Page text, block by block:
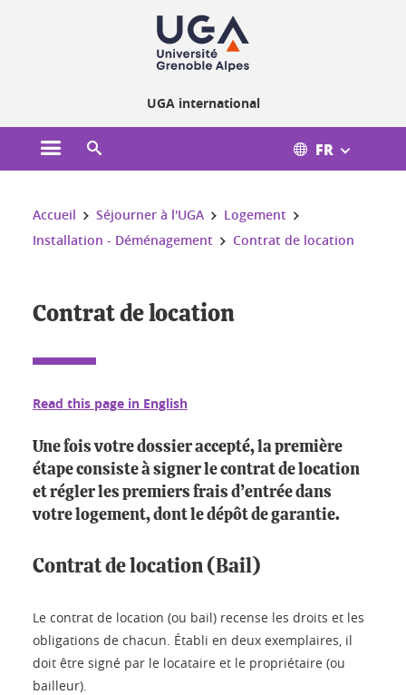
UGA international
Ouvrir le menu principal FR
Vous êtes ici :
Accueil Séjourner à l'UGA
Logement
Installation - Déménagement
Contrat de location
Contrat de location
Read this page in English
Une fois votre dossier accepté, la première
étape consiste à signer le contrat de location
et régler les premiers frais d’entrée dans
votre logement, dont le dépôt de garantie.
Contrat de location (Bail)
Le contrat de location (ou bail) recense les droits et les
obligations de chacun. Établi en deux exemplaires, il
doit être signé par le locataire et le propriétaire (ou
bailleur).